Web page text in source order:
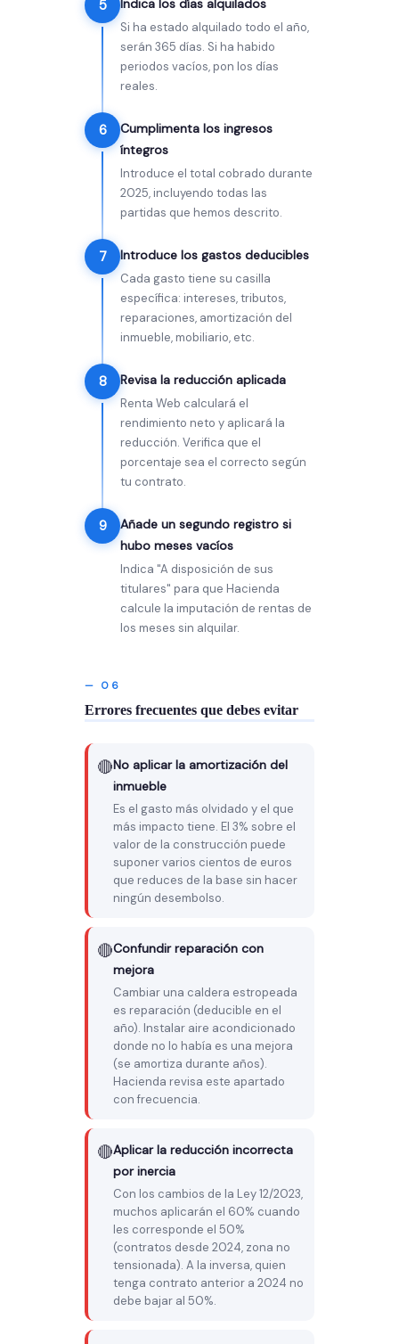
5 Indica los días alquilados
Si ha estado alquilado todo el año,
serán 365 días. Si ha habido
periodos vacíos, pon los días
reales.
6
Cumplimenta los ingresos
íntegros
Introduce el total cobrado durante
2025, incluyendo todas las
partidas que hemos descrito.
7 Introduce los gastos deducibles
Cada gasto tiene su casilla
específica: intereses, tributos,
reparaciones, amortización del
inmueble, mobiliario, etc.
8 Revisa la reducción aplicada
Renta Web calculará el
rendimiento neto y aplicará la
reducción. Verifica que el
porcentaje sea el correcto según
tu contrato.
9
Añade un segundo registro si
hubo meses vacíos
Indica "A disposición de sus
titulares" para que Hacienda
calcule la imputación de rentas de
los meses sin alquilar.
— 06
Errores frecuentes que debes evitar
🔴No aplicar la amortización del
inmueble
Es el gasto más olvidado y el que
más impacto tiene. El 3% sobre el
valor de la construcción puede
suponer varios cientos de euros
que reduces de la base sin hacer
ningún desembolso.
🔴Confundir reparación con
mejora
Cambiar una caldera estropeada
es reparación (deducible en el
año). Instalar aire acondicionado
donde no lo había es una mejora
(se amortiza durante años).
Hacienda revisa este apartado
con frecuencia.
🔴Aplicar la reducción incorrecta
por inercia
Con los cambios de la Ley 12/2023,
muchos aplicarán el 60% cuando
les corresponde el 50%
(contratos desde 2024, zona no
tensionada). A la inversa, quien
tenga contrato anterior a 2024 no
debe bajar al 50%.